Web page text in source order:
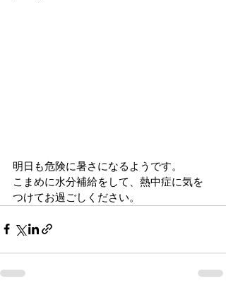
明日も危険に暑さになるようです。
こまめに水分補給をして、熱中症に気を
つけてお過ごしください。